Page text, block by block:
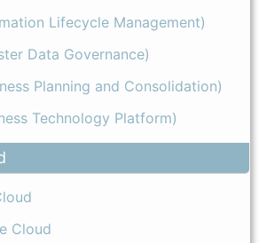
Lifecycle Management)
Data Governance)
Planning and Consolidation)
Technology Platform)
Cloud